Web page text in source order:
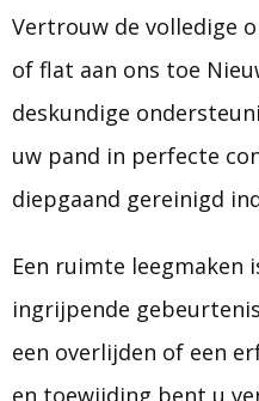
Vertrouw de volledige
of flat aan ons toe
deskundige
uw pand in perfecte
diepgaand gereinigd
Een ruimte leegmaken
ingrijpende
een overlijden of een
en toewijding bent u